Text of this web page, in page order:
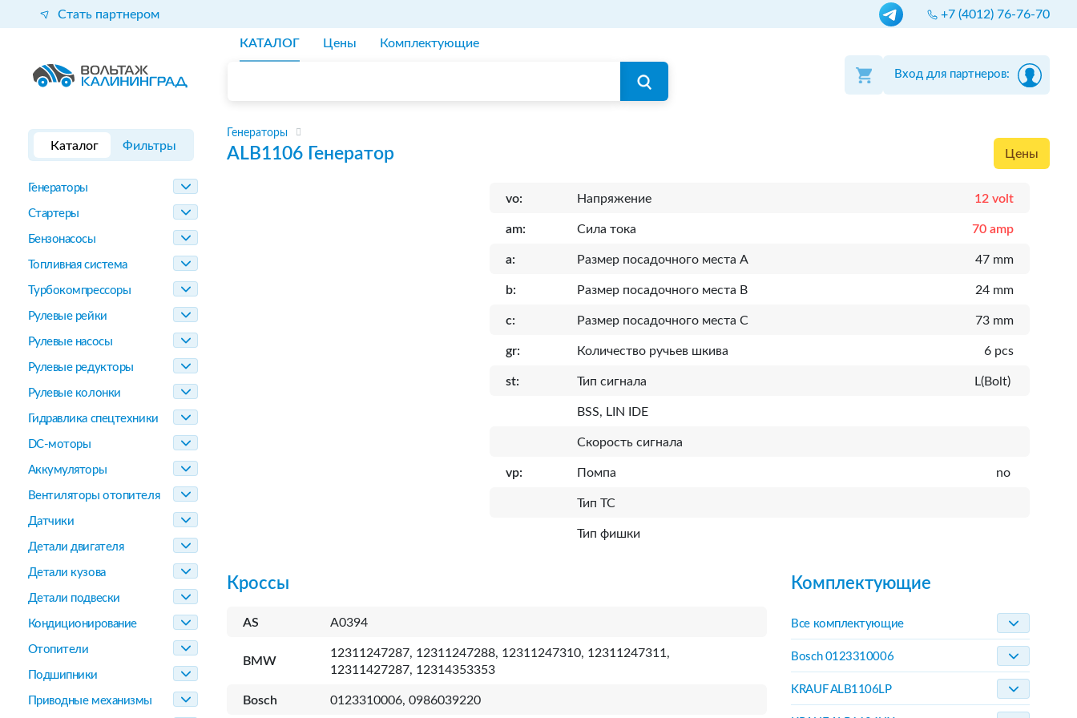
Стать партнером +7 (4012) 76-76-70
КАТАЛОГ Цены Комплектующие
Вход для партнеров:
Каталог Фильтры
Генераторы
Стартеры
Бензонасосы
Топливная система
Турбокомпрессоры
Рулевые рейки
Рулевые насосы
Рулевые редукторы
Рулевые колонки
Гидравлика спецтехники
DC-моторы
Аккумуляторы
Вентиляторы отопителя
Датчики
Детали двигателя
Детали кузова
Детали подвески
Кондиционирование
Отопители
Подшипники
Приводные механизмы
Генераторы
ALB1106 Генератор Цены
vo: Напряжение 12 volt
am: Сила тока 70 amp
a: Размер посадочного места A 47 mm
b: Размер посадочного места B 24 mm
c: Размер посадочного места C 73 mm
gr: Количество ручьев шкива 6 pcs
st: Тип сигнала L(Bolt)
BSS, LIN IDE
Скорость сигнала
vp: Помпа no
Тип ТС
Тип фишки
Кроссы
AS A0394
BMW
12311247287, 12311247288, 12311247310, 12311247311,
12311427287, 12314353353
Bosch 0123310006, 0986039220
Комплектующие
Все комплектующие
Bosch 0123310006
KRAUF ALB1106LP